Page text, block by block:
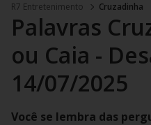
R7 Entretenimento Cruzadinha
Palavras
ou Caia -
14/07/2025
Você se lembra das